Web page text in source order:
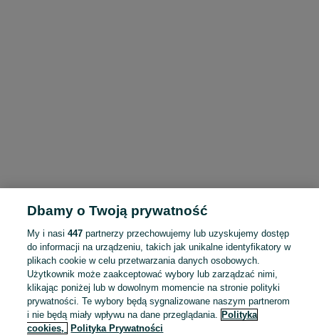
Dbamy o Twoją prywatność
My i nasi447 partnerzy przechowujemy lub uzyskujemy dostęp
do informacji na urządzeniu, takich jak unikalne identyfikatory w
plikach cookie w celu przetwarzania danych osobowych.
Użytkownik może zaakceptować wybory lub zarządzać nimi,
klikając poniżej lub w dowolnym momencie na stronie polityki
prywatności. Te wybory będą sygnalizowane naszym partnerom
i nie będą miały wpływu na dane przeglądania. Polityka
cookies,
Polityka Prywatności